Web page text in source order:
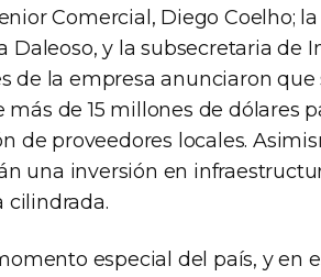
Comercial, Diego Coelho;
Daleoso, y la subsecretaria de
de la empresa anunciaron
más de 15 millones de dólares
de proveedores locales.
una inversión en
cilindrada.
especial del país, y en